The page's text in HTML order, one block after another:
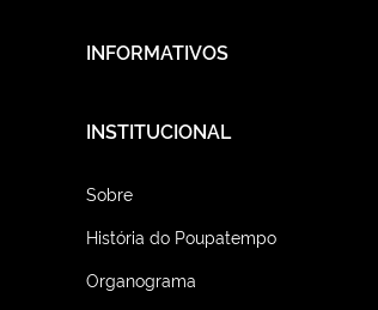
INFORMATIVOS
INSTITUCIONAL
Sobre
História do Poupatempo
Organograma